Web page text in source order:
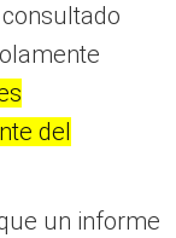
del
un informe